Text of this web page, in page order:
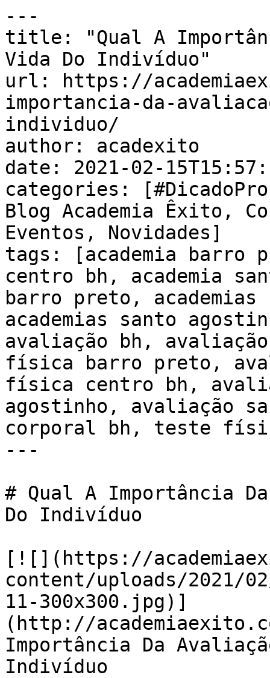
---
title: "Qual A
Vida Do Indivíduo"
url: https://
importancia-da-
individuo/
author: acadexito
date: 2021-02-
categories:
Blog Academia Êxito,
Eventos, Novidades]
tags: [academia barro
centro bh, academia
barro preto,
academias santo
avaliação bh,
física barro preto,
física centro bh,
agostinho, avaliação
corporal bh, teste
---
# Qual A Importância
Do Indivíduo
[![](https://
content/uploads/2021/
11-300x300.jpg)]
(http://
Importância Da
Indivíduo